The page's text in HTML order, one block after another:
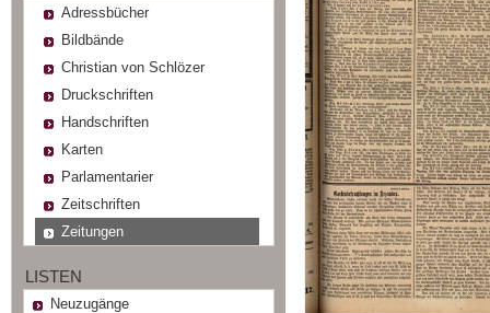
Adressbücher
Bildbände
Christian von Schlözer
Druckschriften
Handschriften
Karten
Parlamentarier
Zeitschriften
Zeitungen
LISTEN
Neuzugänge